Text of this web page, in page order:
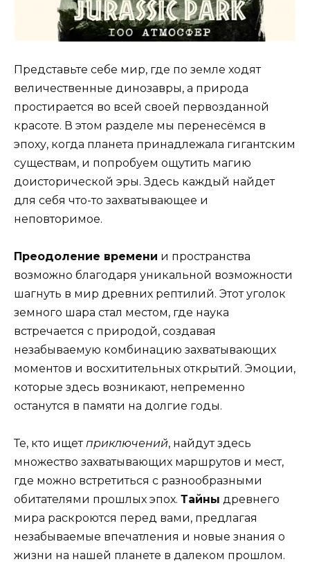
Представьте себе мир, где по земле ходят
величественные динозавры, а природа
простирается во всей своей первозданной
красоте. В этом разделе мы перенесёмся в
эпоху, когда планета принадлежала гигантским
существам, и попробуем ощутить магию
доисторической эры. Здесь каждый найдет
для себя что-то захватывающее и
неповторимое.
Преодоление времени и пространства
возможно благодаря уникальной возможности
шагнуть в мир древних рептилий. Этот уголок
земного шара стал местом, где наука
встречается с природой, создавая
незабываемую комбинацию захватывающих
моментов и восхитительных открытий. Эмоции,
которые здесь возникают, непременно
останутся в памяти на долгие годы.
Те, кто ищетприключений, найдут здесь
множество захватывающих маршрутов и мест,
где можно встретиться с разнообразными
обитателями прошлых эпох. Тайны древнего
мира раскроются перед вами, предлагая
незабываемые впечатления и новые знания о
жизни на нашей планете в далеком прошлом.